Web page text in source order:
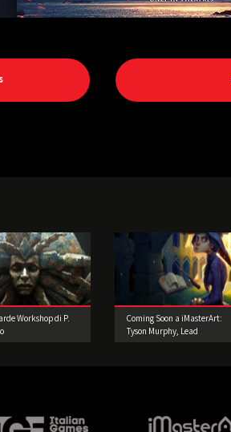
Workshop di P.
Coming Soon a iMasterArt:
Tyson Murphy, Lead